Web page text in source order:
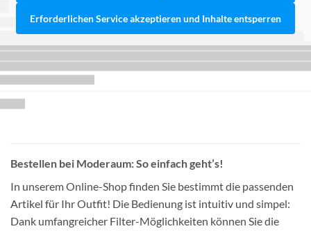
Erforderlichen Service akzeptieren und Inhalte entsperren
Bestellen bei Moderaum: So einfach geht’s!
In unserem Online-Shop finden Sie bestimmt die passenden
Artikel für Ihr Outfit! Die Bedienung ist intuitiv und simpel:
Dank umfangreicher Filter-Möglichkeiten können Sie die